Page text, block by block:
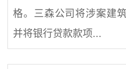
格。三森公司将涉案建
并将银行贷款款项...